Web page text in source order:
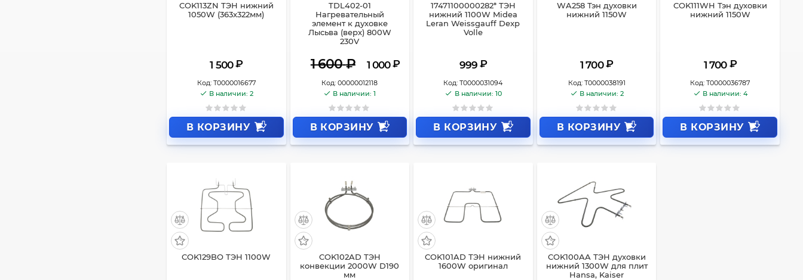
COK113ZN ТЭН нижний
1050W (363x322мм)
1 500 ₽
Код: Т0000016677
В наличии: 2
В КОРЗИНУ
TDL402-01
Нагревательный
элемент к духовке
Лысьва (верх) 800W
230V
1 600₽ 1 000 ₽
Код: 00000012118
В наличии: 1
В КОРЗИНУ
17471100000282* ТЭН
нижний 1100W Midea
Leran Weissgauff Dexp
Volle
999 ₽
Код: Т0000031094
В наличии: 10
В КОРЗИНУ
WA258 Тэн духовки
нижний 1150W
1 700 ₽
Код: Т0000038191
В наличии: 2
В КОРЗИНУ
COK111WH Тэн духовки
нижний 1150W
1 700 ₽
Код: Т0000036787
В наличии: 4
В КОРЗИНУ
COK129BO ТЭН 1100W
COK102AD ТЭН
конвекции 2000W D190
мм
COK101AD ТЭН нижний
1600W оригинал
COK100AA ТЭН духовки
нижний 1300W для плит
Hansa, Kaiser